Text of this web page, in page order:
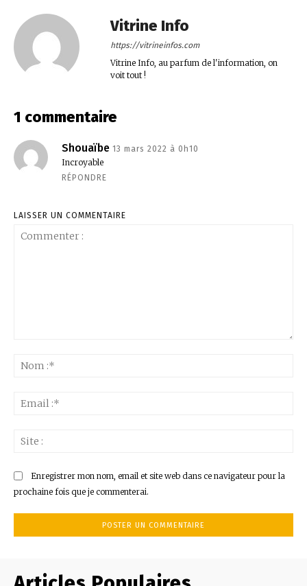
Vitrine Info
https://vitrineinfos.com
Vitrine Info, au parfum de l'information, on
voit tout !
1 commentaire
Shouaïbe 13 mars 2022 à 0h10
Incroyable
RÉPONDRE
LAISSER UN COMMENTAIRE
Enregistrer mon nom, email et site web dans ce navigateur pour la
prochaine fois que je commenterai.